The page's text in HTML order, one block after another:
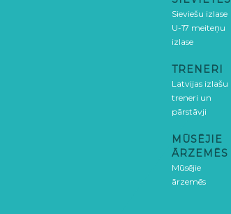
Sieviešu izlase
U-17 meiteņu
izlase
TRENERI
Latvijas izlašu
treneri un
pārstāvji
MŪSĒJIE
ĀRZEMĒS
Mūsējie
ārzemēs